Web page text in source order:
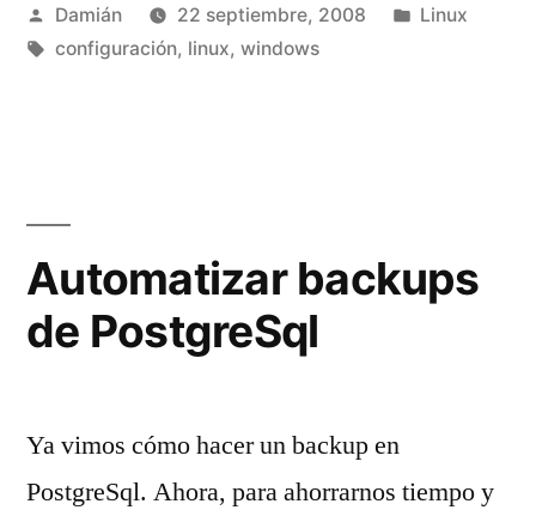
de
Windows
Publicado
por
Damián 22 septiembre, 2008
Publicado
Linux
Etiquetas:
configuración, linux, windows
Automatizar backups
de PostgreSql
Ya vimos cómo hacer un backup en
PostgreSql. Ahora, para ahorrarnos tiempo y